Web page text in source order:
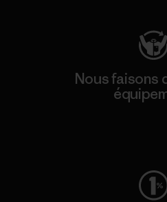
Nous faisons